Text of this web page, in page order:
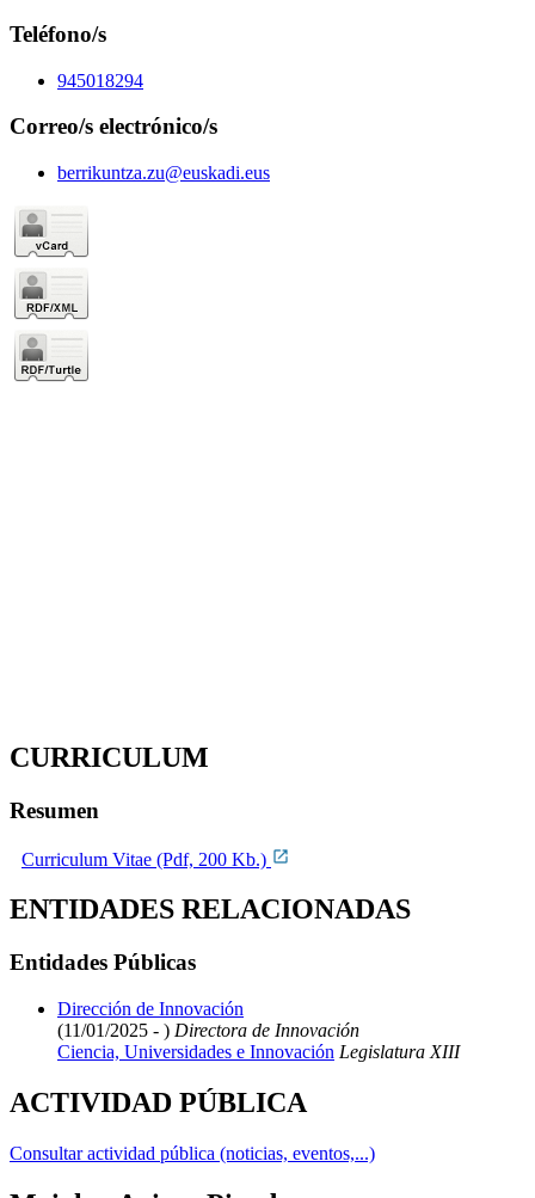
Teléfono/s
945018294
Correo/s electrónico/s
berrikuntza.zu@euskadi.eus
CURRICULUM
Resumen
Curriculum Vitae (Pdf, 200 Kb.)
ENTIDADES RELACIONADAS
Entidades Públicas
Dirección de Innovación
(11/01/2025 - ) Directora de Innovación
Ciencia, Universidades e Innovación Legislatura XIII
ACTIVIDAD PÚBLICA
Consultar actividad pública (noticias, eventos,...)